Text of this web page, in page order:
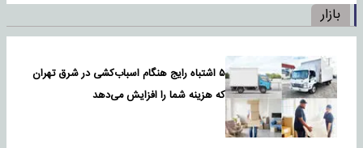
بازار
۵ اشتباه رایج هنگام اسباب‌کشی در شرق تهران
که هزینه شما را افزایش می‌دهد